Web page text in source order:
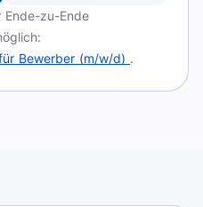
Ende-zu-Ende
Bewerber (m/w/d) .